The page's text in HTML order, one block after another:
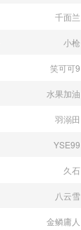
无色
千面兰
小枪
笑可可9
水果加油
羽溺田
YSE99
久石
八云雪
金鳞庸人